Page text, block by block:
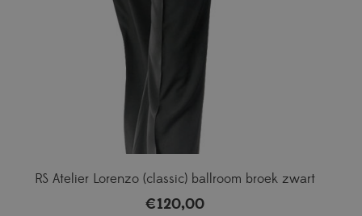
RS Atelier Lorenzo (classic) ballroom broek zwart
€120,00